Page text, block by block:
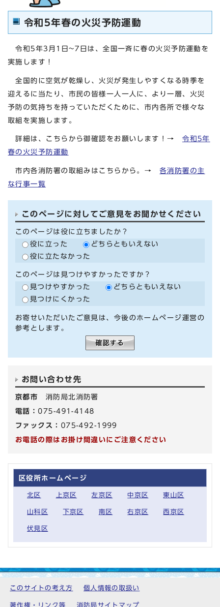
令和5年春の火災予防運動
令和5年3月1日~7日は、全国一斉に春の火災予防運動を
実施します！
全国的に空気が乾燥し、火災が発生しやすくなる時季を
迎えるに当たり、市民の皆様一人一人に、より一層、火災
予防の気持ちを持っていただくために、市内各所で様々な
取組を実施します。
詳細は、こちらから御確認をお願いします！→令和5年
春の火災予防運動
市内各消防署の取組みはこちらから。→ 各消防署の主
な行事一覧
このページに対してご意見をお聞かせください
このページは役に立ちましたか？
役に立った
どちらともいえない
役に立たなかった
このページは見つけやすかったですか？
見つけやすかった
どちらともいえない
見つけにくかった
お寄せいただいたご意見は、今後のホームページ運営の
参考とします。
お問い合わせ先
京都市 消防局北消防署
電話：075-491-4148
ファックス： 075-492-1999
お電話の際はお掛け間違いにご注意ください
区役所ホームページ
北区 上京区 左京区 中京区 東山区
山科区 下京区 南区 右京区 西京区
伏見区
このサイトの考え方 個人情報の取扱い
著作権・リンク等 消防局サイトマップ